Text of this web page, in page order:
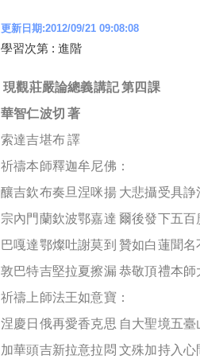
更新日期:2012/09/21 09:08:08
學習次第 : 進階
現觀莊嚴論總義講記第四課
華智仁波切 著
索達吉堪布 譯
祈禱本師釋迦牟尼佛：
釀吉欽布奏旦涅咪揚 大悲攝受具諍
宗內門蘭欽波鄂嘉達 爾後發下五百
巴嘎達鄂燦吐謝莫到 贊如白蓮聞名
敦巴特吉堅拉夏擦漏 恭敬頂禮本師
祈禱上師法王如意寶：
涅慶日俄再愛香克思 自大聖境五臺
加華頭吉新拉意拉悶 文殊加持入心